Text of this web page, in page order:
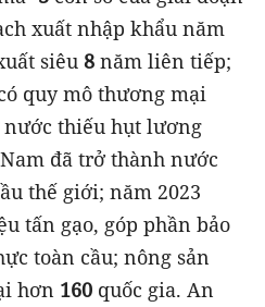
xuất nhập khẩu năm
siêu 8 năm liên tiếp;
quy mô thương mại
thiếu hụt lương
đã trở thành nước
thế giới; năm 2023
tấn gạo, góp phần bảo
toàn cầu; nông sản
hơn 160 quốc gia. An